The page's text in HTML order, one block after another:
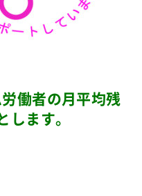
働者の月平均残
ます。